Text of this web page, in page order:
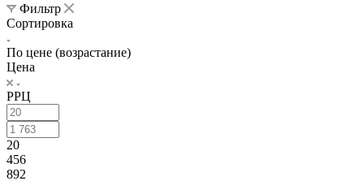
Фильтр
Сортировка
По цене (возрастание)
Цена
РРЦ
20
456
892